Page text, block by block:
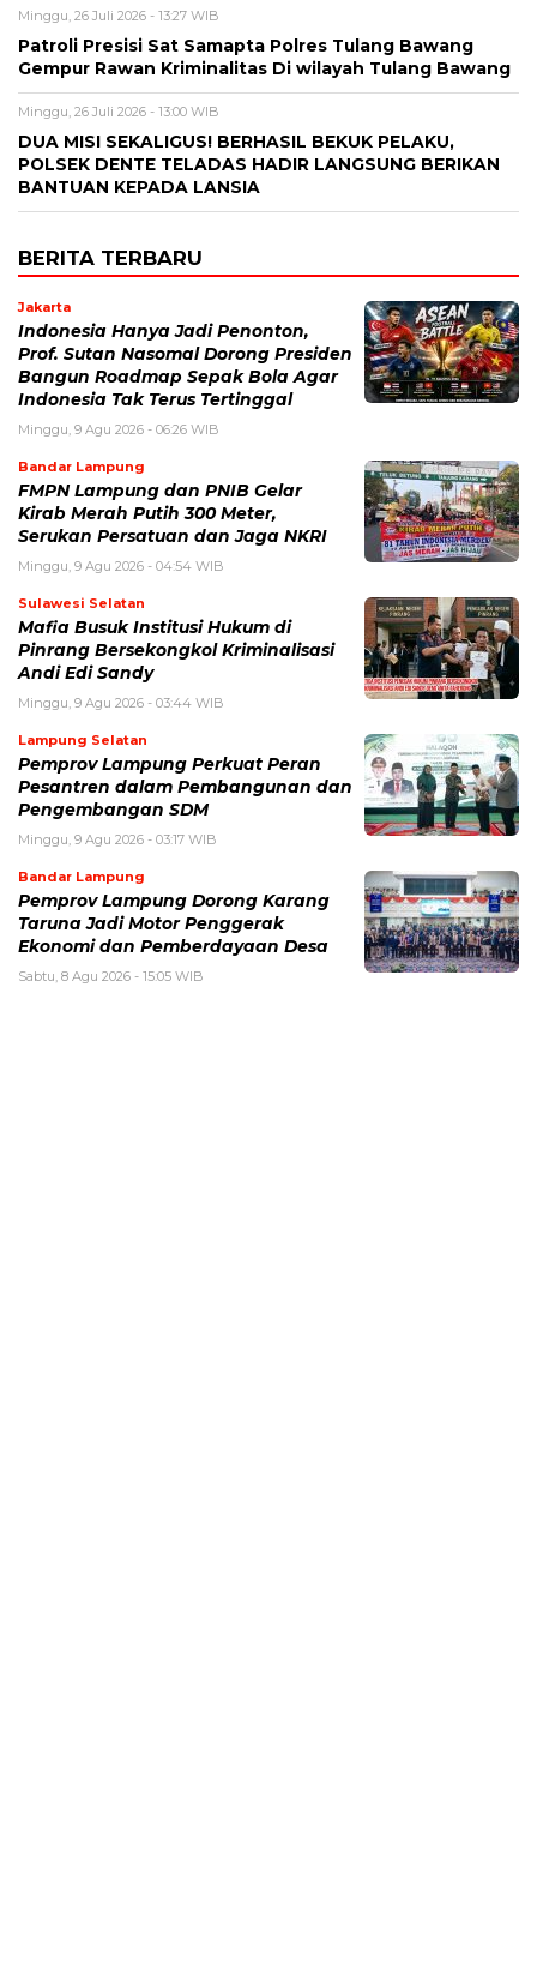
Minggu, 26 Juli 2026 - 13:27 WIB
Patroli Presisi Sat Samapta Polres Tulang Bawang
Gempur Rawan Kriminalitas Di wilayah Tulang Bawang
Minggu, 26 Juli 2026 - 13:00 WIB
DUA MISI SEKALIGUS! BERHASIL BEKUK PELAKU,
POLSEK DENTE TELADAS HADIR LANGSUNG BERIKAN
BANTUAN KEPADA LANSIA
BERITA TERBARU
Jakarta
Indonesia Hanya Jadi Penonton,
Prof. Sutan Nasomal Dorong Presiden
Bangun Roadmap Sepak Bola Agar
Indonesia Tak Terus Tertinggal
Minggu, 9 Agu 2026 - 06:26 WIB
Bandar Lampung
FMPN Lampung dan PNIB Gelar
Kirab Merah Putih 300 Meter,
Serukan Persatuan dan Jaga NKRI
Minggu, 9 Agu 2026 - 04:54 WIB
Sulawesi Selatan
Mafia Busuk Institusi Hukum di
Pinrang Bersekongkol Kriminalisasi
Andi Edi Sandy
Minggu, 9 Agu 2026 - 03:44 WIB
Lampung Selatan
Pemprov Lampung Perkuat Peran
Pesantren dalam Pembangunan dan
Pengembangan SDM
Minggu, 9 Agu 2026 - 03:17 WIB
Bandar Lampung
Pemprov Lampung Dorong Karang
Taruna Jadi Motor Penggerak
Ekonomi dan Pemberdayaan Desa
Sabtu, 8 Agu 2026 - 15:05 WIB